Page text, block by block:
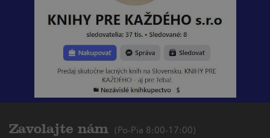
Zavolajte nám (Po-Pia 8:00-17:00)